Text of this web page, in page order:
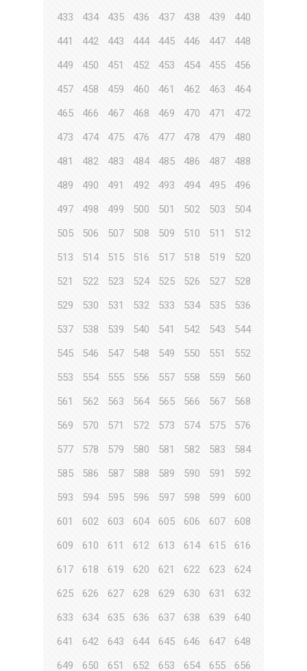
433
434 435 436 437 438 439
440
441
442 443 444 445 446 447
448
449
450 451 452 453 454 455
456
457
458 459 460 461 462 463
464
465
466 467 468 469 470 471
472
473
474 475 476 477 478 479
480
481
482 483 484 485 486 487
488
489
490 491 492 493 494 495
496
497
498 499 500 501 502 503
504
505
506 507 508 509 510 511
512
513
514 515 516 517 518 519
520
521
522 523 524 525 526 527
528
529
530 531 532 533 534 535
536
537
538 539 540 541 542 543
544
545
546 547 548 549 550 551
552
553
554 555 556 557 558 559
560
561
562 563 564 565 566 567
568
569
570 571 572 573 574 575
576
577
578 579 580 581 582 583
584
585
586 587 588 589 590 591
592
593
594 595 596 597 598 599
600
601
602 603 604 605 606 607
608
609
610 611 612 613 614 615
616
617
618 619 620 621 622 623
624
625
626 627 628 629 630 631
632
633
634 635 636 637 638 639
640
641
642 643 644 645 646 647
648
649
650 651 652 653 654 655 656